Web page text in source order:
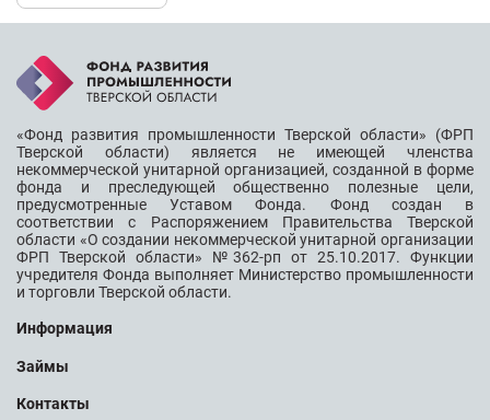
«Фонд развития промышленности Тверской области» (ФРП
Тверской области) является не имеющей членства
некоммерческой унитарной организацией, созданной в форме
фонда и преследующей общественно полезные цели,
предусмотренные Уставом Фонда. Фонд создан в
соответствии с Распоряжением Правительства Тверской
области «О создании некоммерческой унитарной организации
ФРП Тверской области» №362-рп от 25.10.2017. Функции
учредителя Фонда выполняет Министерство промышленности
и торговли Тверской области.
Информация
Займы
Контакты